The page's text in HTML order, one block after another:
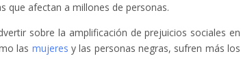
que afectan a millones de personas.
sobre la amplificación de prejuicios sociales en
las mujeres y las personas negras, sufren más los